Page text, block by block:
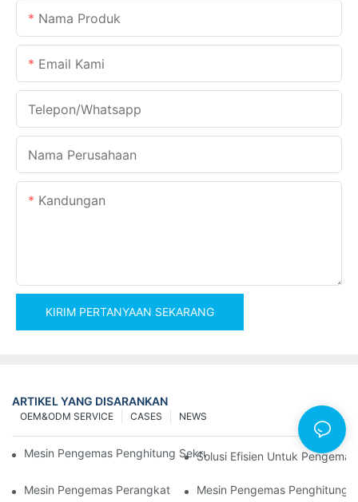
Nama Produk
Email Kami
Telepon/whatsapp
Nama Perusahaan
Kandungan
KIRIM PERTANYAAN SEKARANG
ARTIKEL YANG DISARANKAN
NEWS
CASES
OEM&ODM SERVICE
Mesin Pengemas Penghitung Sekrup Untuk Hasil Yang Andal
Solusi Efisien Untuk
Mesin Pengemas Perangkat Keras Terbaik Untuk Kontrol
Mesin Pengemas Penghitung